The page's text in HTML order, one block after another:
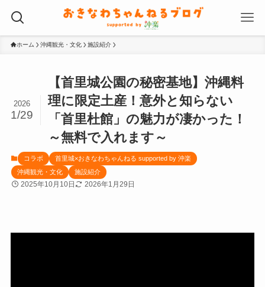
ホーム 沖縄観光・文化 施設紹介
【首里城公園の秘密基地】沖縄料
理に限定土産！意外と知らない
「首里杜館」の魅力が凄かった！
～無料で入れます～
2026
1/29
コラボ
首里城×おきなわちゃんねる supported by 沖楽
沖縄観光・文化
施設紹介
2025年10月10日 2026年1月29日